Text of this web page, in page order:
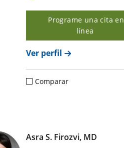
Programe una cita en
línea
Ver perfil
Comparar
Asra S. Firozvi, MD